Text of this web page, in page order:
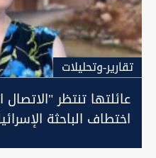
تقارير-وتحليلات
عائلتها تنتظر
اختطاف الباحثة